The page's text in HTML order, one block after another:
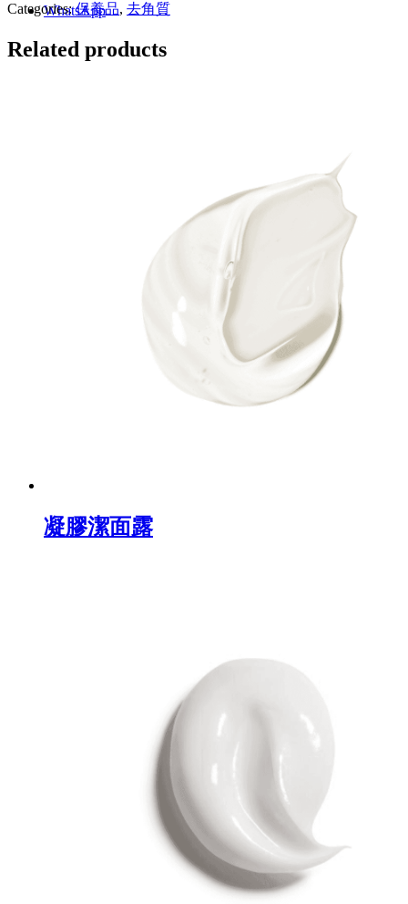
WhatsApp
Categories:保養品, 去角質
Related products
凝膠潔面露